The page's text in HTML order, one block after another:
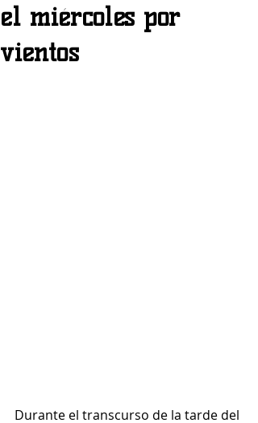
el miércoles por
vientos
Durante el transcurso de la tarde del